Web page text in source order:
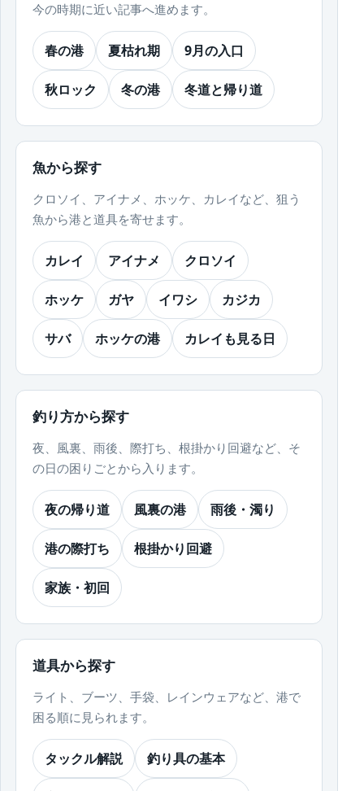
今の時期に近い記事へ進めます。
春の港 夏枯れ期 9月の入口
秋ロック 冬の港 冬道と帰り道
魚から探す
クロソイ、アイナメ、ホッケ、カレイなど、狙う
魚から港と道具を寄せます。
カレイ アイナメ クロソイ
ホッケ ガヤ イワシ カジカ
サバ ホッケの港 カレイも見る日
釣り方から探す
夜、風裏、雨後、際打ち、根掛かり回避など、そ
の日の困りごとから入ります。
夜の帰り道 風裏の港 雨後・濁り
港の際打ち 根掛かり回避
家族・初回
道具から探す
ライト、ブーツ、手袋、レインウェアなど、港で
困る順に見られます。
タックル解説 釣り具の基本